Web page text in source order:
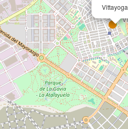
Vittayoga